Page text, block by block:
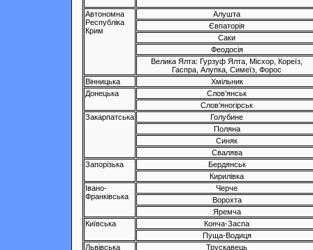
Автономна
Республіка
Крим
Алушта
Євпаторія
Саки
Феодосія
Велика Ялта: Гурзуф Ялта, Місхор, Кореїз,
Гаспра, Алупка, Симеїз, Форос
Вінницька
Хмільник
Донецька
Слов’янськ
Слов’яногірськ
Закарпатська
Голубине
Поляна
Синяк
Свалява
Запорізька
Бердянськ
Кирилівка
Івано-
Франківська
Черче
Ворохта
Яремча
Київська
Конча-Заспа
Пуща-Водиця
Львівська
Трускавець